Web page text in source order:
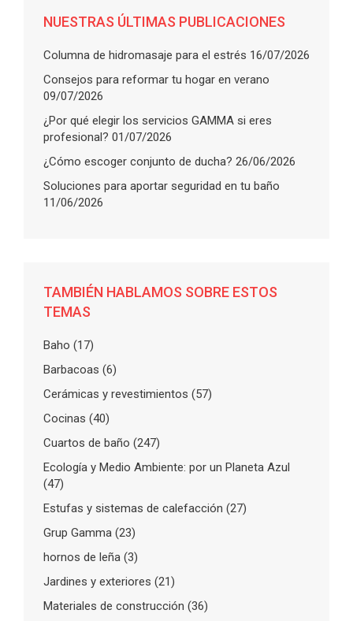
NUESTRAS ÚLTIMAS PUBLICACIONES
Columna de hidromasaje para el estrés 16/07/2026
Consejos para reformar tu hogar en verano
09/07/2026
¿Por qué elegir los servicios GAMMA si eres
profesional? 01/07/2026
¿Cómo escoger conjunto de ducha? 26/06/2026
Soluciones para aportar seguridad en tu baño
11/06/2026
TAMBIÉN HABLAMOS SOBRE ESTOS
TEMAS
Baho (17)
Barbacoas (6)
Cerámicas y revestimientos (57)
Cocinas (40)
Cuartos de baño (247)
Ecología y Medio Ambiente: por un Planeta Azul
(47)
Estufas y sistemas de calefacción (27)
Grup Gamma (23)
hornos de leña (3)
Jardines y exteriores (21)
Materiales de construcción (36)